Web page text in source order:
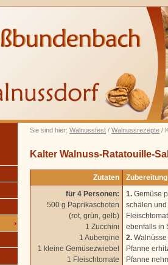
Sie sind hier: Walnussfest / Walnussrezepte /
Kalter Walnuss-Ratatouille-
Zutaten
Zubereitung
für 4 Personen:
500 g Paprikaschoten
(rot, grün, gelb)
1 Zucchini
1 Aubergine
1 kleine Gemüsezwiebel
1 Fleischtomate
1. Gemüse
schälen
ebenfalls in
2.
Pfanne
Pfanne